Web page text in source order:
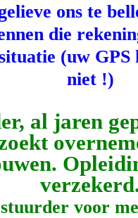
ons te
die
(uw
niet !)
al jaren
voor